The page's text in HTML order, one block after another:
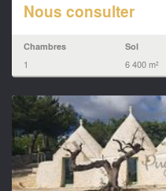
Nous consulter
Chambres
1
Sol
6 400 m²